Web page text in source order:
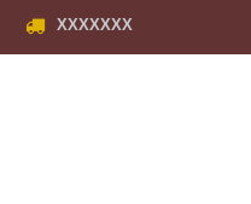
XXXXXXX